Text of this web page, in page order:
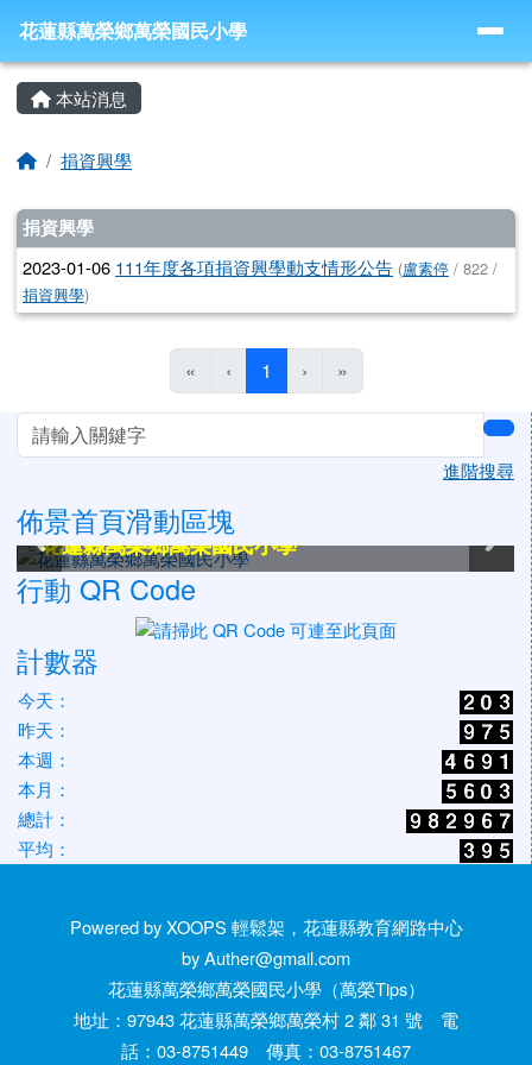
花蓮縣萬榮鄉萬榮國民小學
導覽列
花蓮縣萬榮鄉萬榮國民小學
主內容區域
本站消息
回首頁捐資興學
文章列表
捐資興學
2023-01-06 111年度各項捐資興學動支情形公告 (盧素停 / 822 /
捐資興學)
« ‹ 1 (目前頁次)
› »
左邊區域內容
進階搜尋
佈景首頁滑動區塊
花蓮縣萬榮鄉萬榮國民小學
花蓮縣萬榮鄉萬榮國民小學
花蓮縣萬榮鄉萬榮國民小學
花蓮縣萬榮鄉萬榮國民小學
花蓮縣萬榮鄉萬榮國民小學
花蓮縣萬榮鄉萬榮國民小學
行動 QR Code
計數器
今天：
昨天：
本週：
本月：
總計：
平均：
頁尾區域
Powered by XOOPS 輕鬆架，花蓮縣教育網路中心
by Auther@gmail.com
花蓮縣萬榮鄉萬榮國民小學（萬榮Tips）
地址：97943 花蓮縣萬榮鄉萬榮村 2 鄰 31 號 電
話：03-8751449 傳真：03-8751467